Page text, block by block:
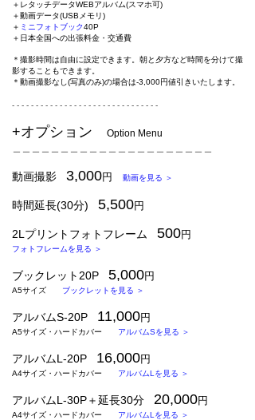
＋レタッチデータWEBアルバム(スマホ可)
＋動画データ(USBメモリ)
＋ ミニフォトブック40P
＋日本全国への出張料金・交通費
＊撮影時間は自由に設定できます。朝と夕方など時間を分けて撮
影することもできます。
＊動画撮影なし(写真のみ)の場合は-3,000円値引きいたします。
​- - - - - - - - - - - - - - - - - - - - - - - - - - - - - - -
+オプション
Option Menu
動画撮影 3,000円 動画を見る ＞
時間延長(30分) 5,500円
2Lプリントフォトフレーム 500円
フォトフレームを見る ＞
ブックレット20P 5,000円
A5サイズ ブックレットを見る ＞
アルバムS-20P 11,000円
A5サイズ・ハードカバー アルバムSを見る ＞
アルバムL-20P 16,000円
A4サイズ・ハードカバー アルバムLを見る ＞
アルバムL-30P＋延長30分 20,000円
A4サイズ・ハードカバー アルバムLを見る ＞